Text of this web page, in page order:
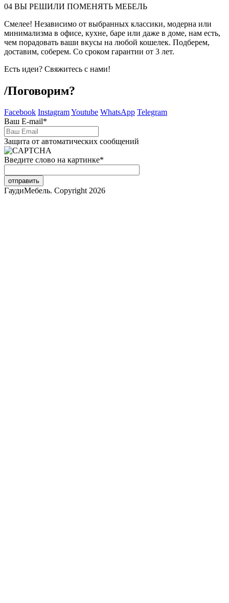
04 ВЫ РЕШИЛИ ПОМЕНЯТЬ МЕБЕЛЬ
Смелее! Независимо от выбранных классики, модерна или
минимализма в офисе, кухне, баре или даже в доме, нам есть,
чем порадовать ваши вкусы на любой кошелек. Подберем,
доставим, соберем. Со сроком гарантии от 3 лет.
Есть идеи? Свяжитесь с нами!
/Поговорим?
Facebook InstagramYoutube WhatsApp Telegram
Ваш E-mail*
Защита от автоматических сообщений
Введите слово на картинке*
ГаудиМебель. Copyright 2026